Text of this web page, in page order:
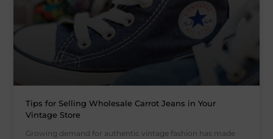
Tips for Selling Wholesale Carrot Jeans in Your
Vintage Store
Growing demand for authentic vintage fashion has made